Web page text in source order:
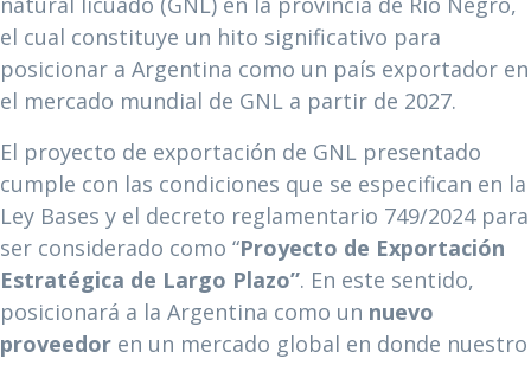
el cual constituye un hito significativo para
posicionar a Argentina como un país exportador en
el mercado mundial de GNL a partir de 2027.
El proyecto de exportación de GNL presentado
cumple con las condiciones que se especifican en la
Ley Bases y el decreto reglamentario 749/2024 para
ser considerado como “Proyecto de Exportación
Estratégica de Largo Plazo”. En este sentido,
posicionará a la Argentina como un nuevo
proveedor en un mercado global en donde nuestro